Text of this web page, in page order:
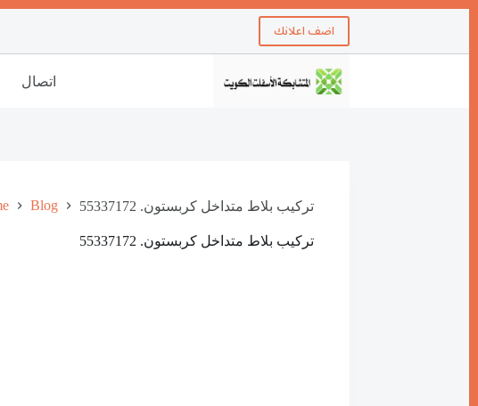
اضف اعلانك
اتصال
Blog تركيب بلاط متداخل كربستون. 55337172
تركيب بلاط متداخل كربستون. 55337172